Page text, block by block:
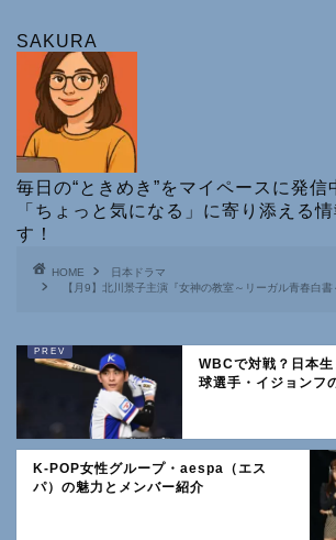
SAKURA
毎日の“ときめき”をマイペースに発信
「ちょっと気になる」に寄り添える
す！
HOME
日本ドラマ
【月9】北川景子主演『女神の教室～リーガル青春白書
WBCで対戦？日本
球選手・イジョンフ
K-POP女性グループ・aespa（エス
パ）の魅力とメンバー紹介